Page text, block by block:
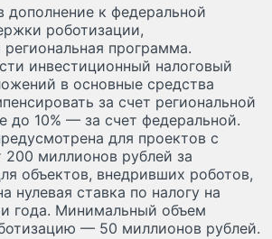
дополнение к федеральной
роботизации,
региональная программа.
инвестиционный налоговый
в основные средства
за счет региональной
до 10% — за счет федеральной.
для проектов с
200 миллионов рублей за
объектов, внедривших роботов,
нулевая ставка по налогу на
года. Минимальный объем
— 50 миллионов рублей.